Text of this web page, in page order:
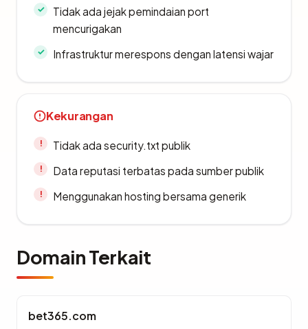
Tidak ada jejak pemindaian port
mencurigakan
Infrastruktur merespons dengan latensi wajar
Kekurangan
Tidak ada security.txt publik
Data reputasi terbatas pada sumber publik
Menggunakan hosting bersama generik
Domain Terkait
bet365.com